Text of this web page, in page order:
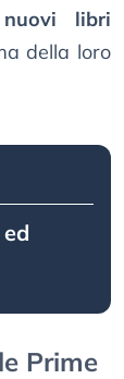
libri
della loro
Prime